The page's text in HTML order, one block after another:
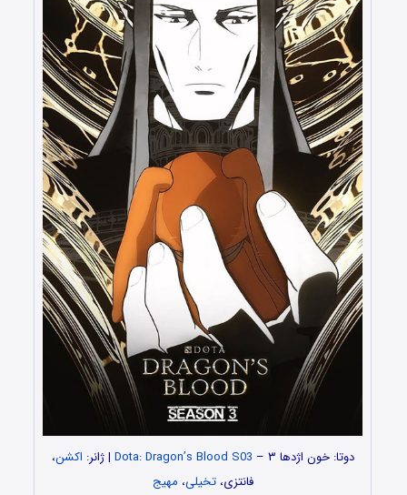
دوتا: خون اژدها ۳ – Dota: Dragon’s Blood S03 | ژانر: اکشن،
فانتزی،تخیلی، مهیج